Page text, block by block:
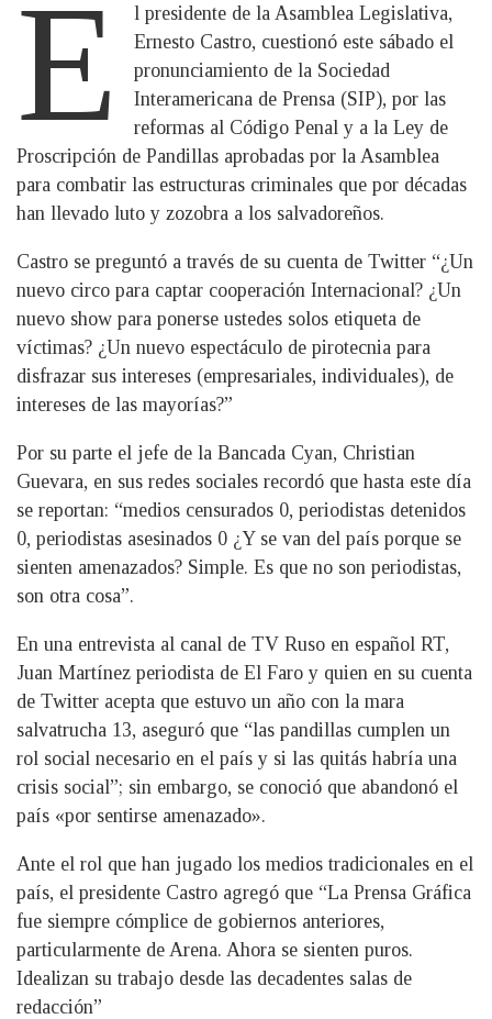
E
l presidente de la Asamblea Legislativa,
Ernesto Castro, cuestionó este sábado el
pronunciamiento de la Sociedad
Interamericana de Prensa (SIP), por las
reformas al Código Penal y a la Ley de
Proscripción de Pandillas aprobadas por la Asamblea
para combatir las estructuras criminales que por décadas
han llevado luto y zozobra a los salvadoreños.
Castro se preguntó a través de su cuenta de Twitter “¿Un
nuevo circo para captar cooperación Internacional? ¿Un
nuevo show para ponerse ustedes solos etiqueta de
víctimas? ¿Un nuevo espectáculo de pirotecnia para
disfrazar sus intereses (empresariales, individuales), de
intereses de las mayorías?”
Por su parte el jefe de la Bancada Cyan, Christian
Guevara, en sus redes sociales recordó que hasta este día
se reportan: “medios censurados 0, periodistas detenidos
0, periodistas asesinados 0 ¿Y se van del país porque se
sienten amenazados? Simple. Es que no son periodistas,
son otra cosa”.
En una entrevista al canal de TV Ruso en español RT,
Juan Martínez periodista de El Faro y quien en su cuenta
de Twitter acepta que estuvo un año con la mara
salvatrucha 13, aseguró que “las pandillas cumplen un
rol social necesario en el país y si las quitás habría una
crisis social”; sin embargo, se conoció que abandonó el
país «por sentirse amenazado».
Ante el rol que han jugado los medios tradicionales en el
país, el presidente Castro agregó que “La Prensa Gráfica
fue siempre cómplice de gobiernos anteriores,
particularmente de Arena. Ahora se sienten puros.
Idealizan su trabajo desde las decadentes salas de
redacción”